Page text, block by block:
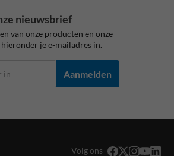
nieuwsbrief
van onze producten en onze
je e-mailadres in.
Aanmelden
Volg ons